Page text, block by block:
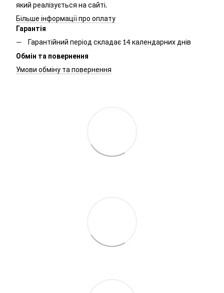
який реалізується на сайті.
Більше інформації про оплату
Гарантія
Гарантійний період складає 14 календарних днів
Обмін та повернення
Умови обміну та повернення